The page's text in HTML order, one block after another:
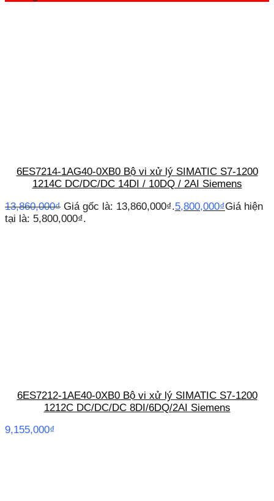
6ES7214-1AG40-0XB0 Bộ vi xử lý SIMATIC S7-1200
1214C DC/DC/DC 14DI / 10DQ / 2AI Siemens
13,860,000₫ Giá gốc là: 13,860,000₫.5,800,000₫Giá hiện
tại là: 5,800,000₫.
6ES7212-1AE40-0XB0 Bộ vi xử lý SIMATIC S7-1200
1212C DC/DC/DC 8DI/6DQ/2AI Siemens
9,155,000₫